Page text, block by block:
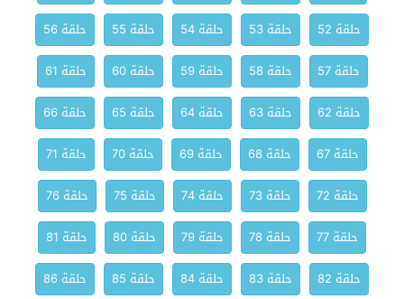
حلقة 52
حلقة 53 حلقة 54 حلقة 55
حلقة 56
حلقة 57
حلقة 58 حلقة 59 حلقة 60
حلقة 61
حلقة 62
حلقة 63 حلقة 64 حلقة 65
حلقة 66
حلقة 67
حلقة 68 حلقة 69 حلقة 70
حلقة 71
حلقة 72
حلقة 73 حلقة 74 حلقة 75
حلقة 76
حلقة 77
حلقة 78 حلقة 79 حلقة 80
حلقة 81
حلقة 82
حلقة 83 حلقة 84 حلقة 85
حلقة 86